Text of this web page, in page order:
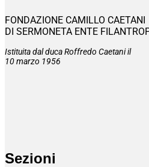
FONDAZIONE CAMILLO CAETANI
DI SERMONETA ENTE
Istituita dal duca Roffredo Caetani il
10 marzo 1956
Sezioni